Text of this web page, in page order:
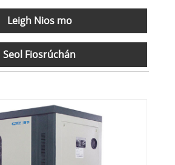
Leigh Nios mo
Seol Fiosrúchán